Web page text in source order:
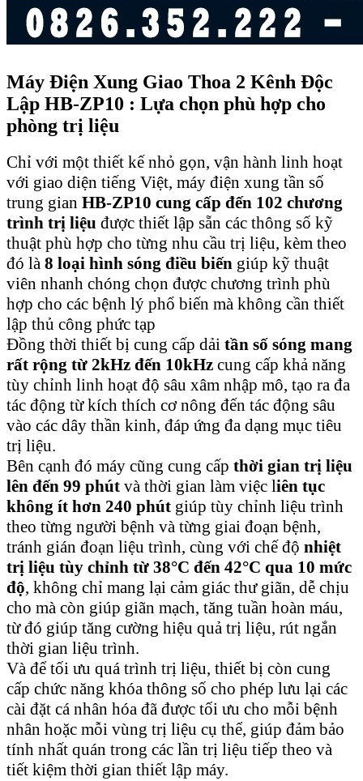
Máy Điện Xung Giao Thoa 2 Kênh Độc
Lập HB-ZP10 : Lựa chọn phù hợp cho
phòng trị liệu
Chỉ với một thiết kế nhỏ gọn, vận hành linh hoạt
với giao diện tiếng Việt, máy điện xung tần số
trung gian HB-ZP10 cung cấp đến 102 chương
trình trị liệu được thiết lập sẵn các thông số kỹ
thuật phù hợp cho từng nhu cầu trị liệu, kèm theo
đó là 8 loại hình sóng điều biến giúp kỹ thuật
viên nhanh chóng chọn được chương trình phù
hợp cho các bệnh lý phổ biến mà không cần thiết
lập thủ công phức tạp
Đồng thời thiết bị cung cấp dải tần số sóng mang
rất rộng từ 2kHz đến 10kHz cung cấp khả năng
tùy chỉnh linh hoạt độ sâu xâm nhập mô, tạo ra đa
tác động từ kích thích cơ nông đến tác động sâu
vào các dây thần kinh, đáp ứng đa dạng mục tiêu
trị liệu.
Bên cạnh đó máy cũng cung cấp thời gian trị liệu
lên đến 99 phút và thời gian làm việc liên tục
không ít hơn 240 phút giúp tùy chỉnh liệu trình
theo từng người bệnh và từng giai đoạn bệnh,
tránh gián đoạn liệu trình, cùng với chế độ nhiệt
trị liệu tùy chỉnh từ 38°C đến 42°C qua 10 mức
độ, không chỉ mang lại cảm giác thư giãn, dễ chịu
cho mà còn giúp giãn mạch, tăng tuần hoàn máu,
từ đó giúp tăng cường hiệu quả trị liệu, rút ngắn
thời gian liệu trình.
Và để tối ưu quá trình trị liệu, thiết bị còn cung
cấp chức năng khóa thông số cho phép lưu lại các
cài đặt cá nhân hóa đã được tối ưu cho mỗi bệnh
nhân hoặc mỗi vùng trị liệu cụ thể, giúp đảm bảo
tính nhất quán trong các lần trị liệu tiếp theo và
tiết kiệm thời gian thiết lập máy.